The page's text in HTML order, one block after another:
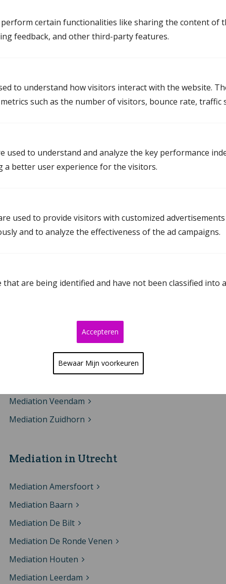
certain functionalities like sharing the content of
feedback, and other third-party features.
to understand how visitors interact with the website.
such as the number of visitors, bounce rate, traffic
used to understand and analyze the key performance
a better user experience for the visitors.
used to provide visitors with customized
and to analyze the effectiveness of the ad campaigns.
are being identified and have not been classified into
Bewaar Mijn voorkeuren
Accepteren
Mediation Assen
Mediation Hoogeveen
Mediation Meppel
Mediation Hoogezand
Mediation Leek
Mediation Veendam
Mediation Zuidhorn
Mediation in Utrecht
Mediation Amersfoort
Mediation Baarn
Mediation De Bilt
Mediation De Ronde Venen
Mediation Houten
Mediation Leerdam